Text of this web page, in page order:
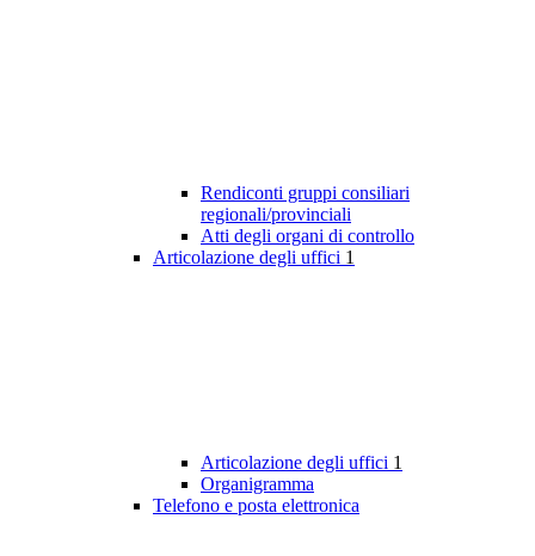
Rendiconti gruppi consiliari
regionali/provinciali
Atti degli organi di controllo
Articolazione degli uffici 1
Articolazione degli uffici 1
Organigramma
Telefono e posta elettronica